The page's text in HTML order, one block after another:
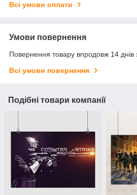
Всі умови оплати
Умови повернення
Повернення товару впродовж 14 днів
Всі умови повернення
Подібні товари компанії